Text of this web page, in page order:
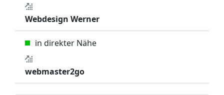
Webdesign Werner
in direkter Nähe
webmaster2go